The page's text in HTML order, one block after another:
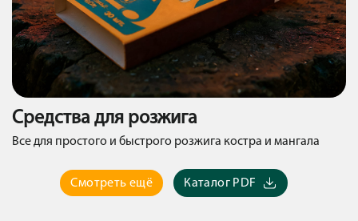
Средства для розжига
Все для простого и быстрого розжига костра и мангала
Смотреть ещё Каталог PDF